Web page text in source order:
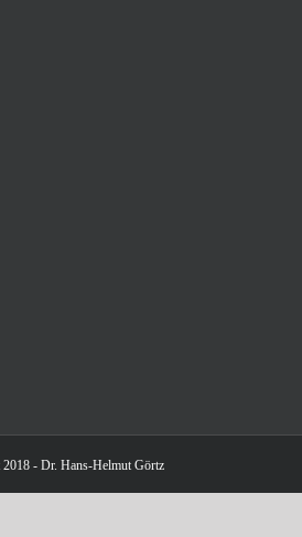
- Dr. Hans-Helmut Görtz